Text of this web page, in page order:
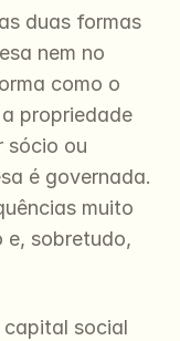
duas formas
nem no
como o
propriedade
sócio ou
é governada.
muito
e, sobretudo,
social